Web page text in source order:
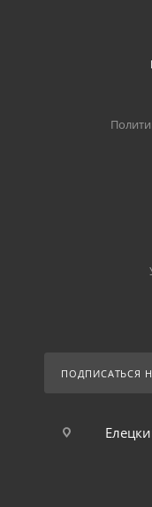
ПОДПИСАТЬСЯ